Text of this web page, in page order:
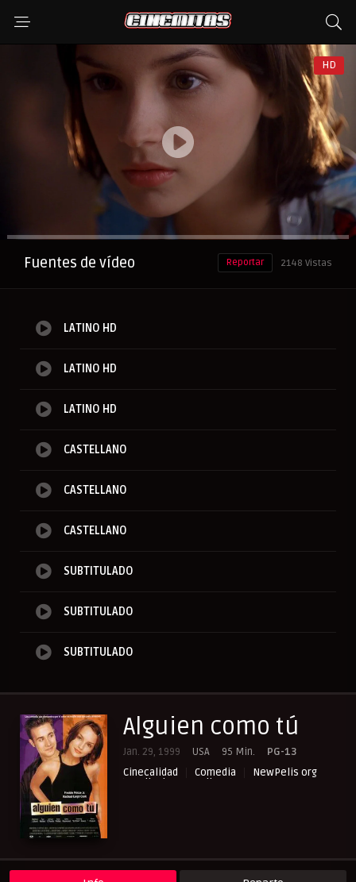
HD
Anuncio
Fuentes de vídeo 2148 Vistas
Reportar
LATINO HD
LATINO HD
LATINO HD
CASTELLANO
CASTELLANO
CASTELLANO
SUBTITULADO
SUBTITULADO
SUBTITULADO
Alguien como tú
Jan. 29, 1999 USA 95 Min.
PG-13
Cinecalidad
Comedia
NewPelis org
Peliculas Castellano